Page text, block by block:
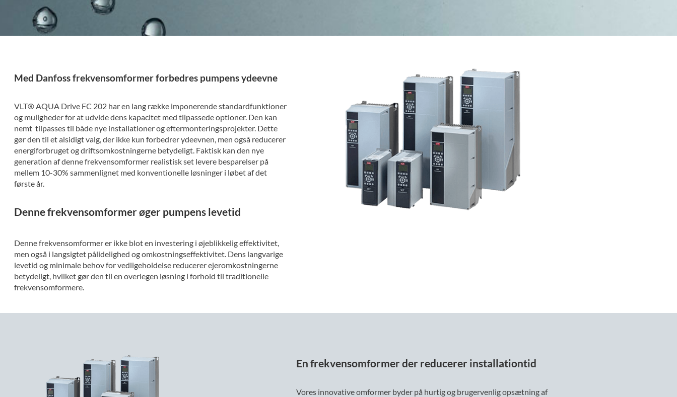
Med Danfoss frekvensomformer forbedres pumpens ydeevne
VLT® AQUA Drive FC 202 har en lang række imponerende standardfunktioner
og muligheder for at udvide dens kapacitet med tilpassede optioner. Den kan
nemt tilpasses til både nye installationer og eftermonteringsprojekter. Dette
gør den til et alsidigt valg, der ikke kun forbedrer ydeevnen, men også reducerer
energiforbruget og driftsomkostningerne betydeligt. Faktisk kan den nye
generation af denne frekvensomformer realistisk set levere besparelser på
mellem 10-30% sammenlignet med konventionelle løsninger i løbet af det
første år.
Denne frekvensomformer øger pumpens levetid
Denne frekvensomformer er ikke blot en investering i øjeblikkelig effektivitet,
men også i langsigtet pålidelighed og omkostningseffektivitet. Dens langvarige
levetid og minimale behov for vedligeholdelse reducerer ejeromkostningerne
betydeligt, hvilket gør den til en overlegen løsning i forhold til traditionelle
frekvensomformere.
En frekvensomformer der reducerer installationtid
Vores innovative omformer byder på hurtig og brugervenlig opsætning af